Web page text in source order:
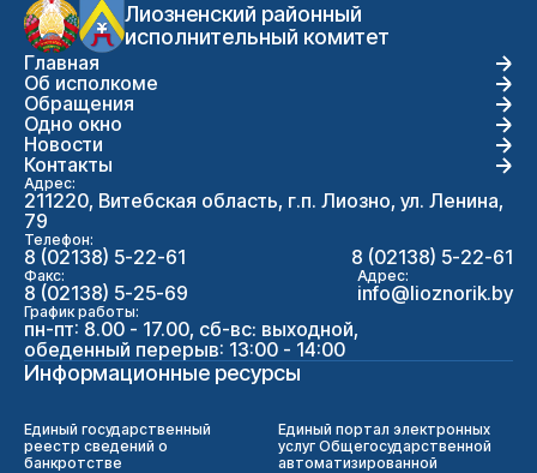
Лиозненский районный
исполнительный комитет
Главная
Об исполкоме
Обращения
Одно окно
Новости
Контакты
Адрес:
211220, Витебская область, г.п. Лиозно, ул. Ленина,
79
Телефон:
8 (02138) 5-22-61 8 (02138) 5-22-61
Факс:
8 (02138) 5-25-69
Адрес:
info@lioznorik.by
График работы:
пн-пт: 8.00 - 17.00, сб-вс: выходной,
обеденный перерыв: 13:00 - 14:00
Информационные ресурсы
Единый государственный
реестр сведений о
банкротстве
Единый портал электронных
услуг Общегосударственной
автоматизированной